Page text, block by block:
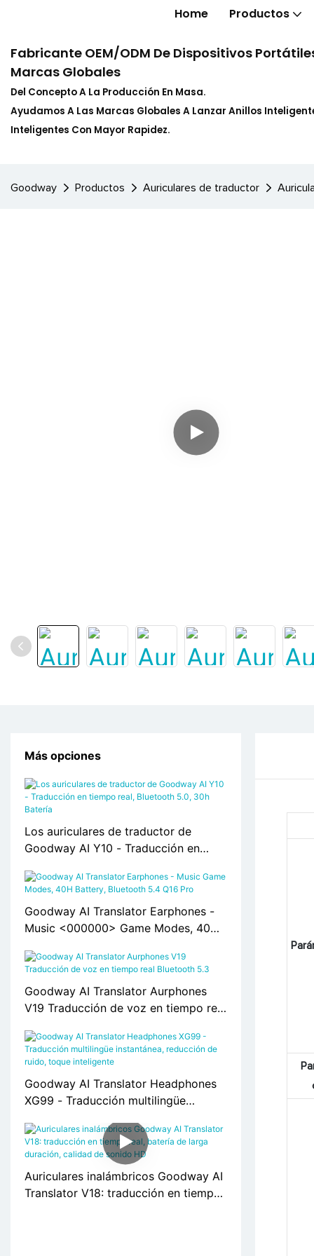
Home Productos
Fabricante OEM/ODM De Dispositivos
Marcas Globales
Del Concepto A La Producción En Masa.
Ayudamos A Las Marcas Globales A Lanzar Anillos
Inteligentes Con Mayor Rapidez.
Goodway Productos Auriculares de traductor
Más opciones
Los auriculares de traductor de
Goodway AI Y10 - Traducción en
Batería
Goodway AI Translator Earphones -
Music <000000> Game Modes, 40H
Goodway AI Translator Aurphones
V19 Traducción de voz en tiempo real
Goodway AI Translator Headphones
XG99 - Traducción multilingüe
toque inteligente
Auriculares inalámbricos Goodway AI
Translator V18: traducción en tiempo